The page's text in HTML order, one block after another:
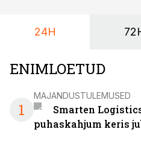
24H
ENIMLOETUD
1
MAJANDUSTULEMUSED
Smarten
puhaskahjum keris